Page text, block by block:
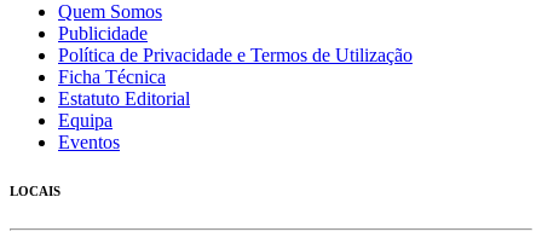
Quem Somos
Publicidade
Política de Privacidade e Termos de Utilização
Ficha Técnica
Estatuto Editorial
Equipa
Eventos
LOCAIS